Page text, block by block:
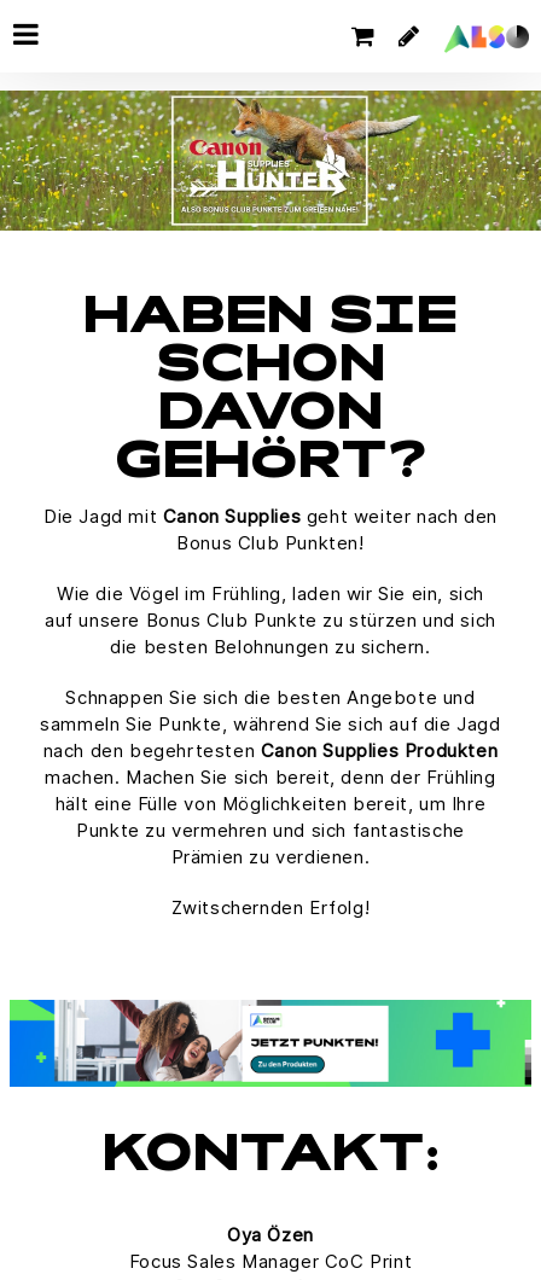
HABEN SIE
SCHON
DAVON
GEHÖRT?
Die Jagd mit Canon Supplies geht weiter nach den
Bonus Club Punkten!
Wie die Vögel im Frühling, laden wir Sie ein, sich
auf unsere Bonus Club Punkte zu stürzen und sich
die besten Belohnungen zu sichern.
Schnappen Sie sich die besten Angebote und
sammeln Sie Punkte, während Sie sich auf die Jagd
nach den begehrtesten Canon Supplies Produkten
machen. Machen Sie sich bereit, denn der Frühling
hält eine Fülle von Möglichkeiten bereit, um Ihre
Punkte zu vermehren und sich fantastische
Prämien zu verdienen.
Zwitschernden Erfolg!
KONTAKT:
Oya Özen
Focus Sales Manager CoC Print